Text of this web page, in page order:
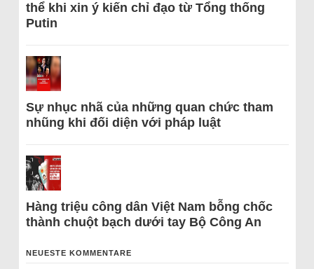
thể khi xin ý kiến chỉ đạo từ Tổng thống
Putin
Sự nhục nhã của những quan chức tham
nhũng khi đối diện với pháp luật
Hàng triệu công dân Việt Nam bỗng chốc
thành chuột bạch dưới tay Bộ Công An
NEUESTE KOMMENTARE